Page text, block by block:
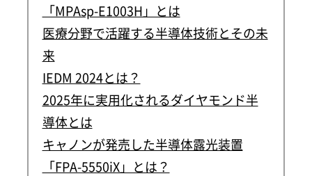
「MPAsp-E1003H」とは
医療分野で活躍する半導体技術とその未
来
IEDM 2024とは？
2025年に実用化されるダイヤモンド半
導体とは
キャノンが発売した半導体露光装置
「FPA-5550iX」とは？